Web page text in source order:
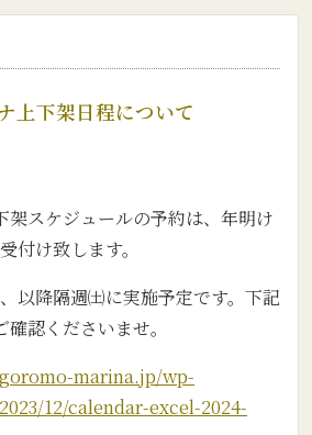
下架日程について
架スケジュールの予約は、年明け
付け致します。
以降隔週㈯に実施予定です。下記
認くださいませ。
marina.jp/wp-
12/calendar-excel-2024-